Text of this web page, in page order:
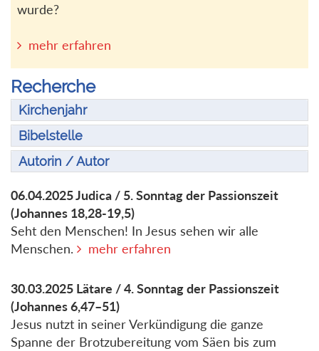
wurde?
mehr erfahren
Recherche
Kirchenjahr
Bibelstelle
Autorin / Autor
06.04.2025Judica / 5. Sonntag der Passionszeit
(Johannes 18,28-19,5)
Seht den Menschen! In Jesus sehen wir alle
Menschen.
mehr erfahren
30.03.2025 Lätare / 4. Sonntag der Passionszeit
(Johannes 6,47–51)
Jesus nutzt in seiner Verkündigung die ganze
Spanne der Brotzubereitung vom Säen bis zum